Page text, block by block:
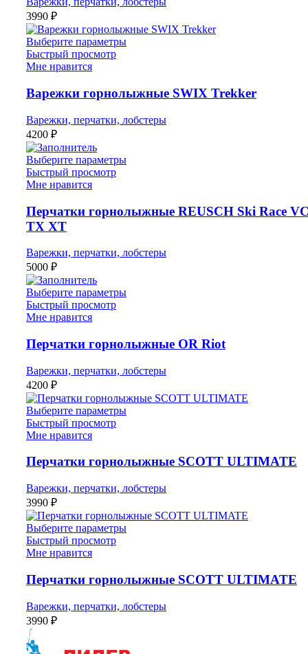
3990 ₽
Выберите параметры
Быстрый просмотр
Мне нравится
Варежки горнолыжные SWIX Trekker
Варежки, перчатки, лобстеры
4200 ₽
Выберите параметры
Быстрый просмотр
Мне нравится
Перчатки горнолыжные REUSCH Ski Race
TX XT
Варежки, перчатки, лобстеры
5000 ₽
Выберите параметры
Быстрый просмотр
Мне нравится
Перчатки горнолыжные OR Riot
Варежки, перчатки, лобстеры
4200 ₽
Выберите параметры
Быстрый просмотр
Мне нравится
Перчатки горнолыжные SCOTT ULTIMATE
Варежки, перчатки, лобстеры
3990 ₽
Выберите параметры
Быстрый просмотр
Мне нравится
Перчатки горнолыжные SCOTT ULTIMATE
Варежки, перчатки, лобстеры
3990 ₽